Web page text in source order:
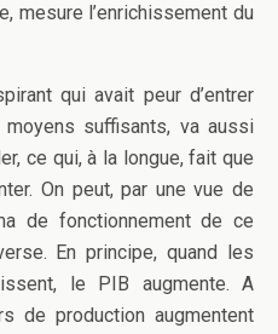
mesure l’enrichissement du
qui avait peur d’entrer
suffisants, va aussi
ce qui, à la longue, fait que
On peut, par une vue de
de fonctionnement de ce
En principe, quand les
le PIB augmente. A
de production augmentent